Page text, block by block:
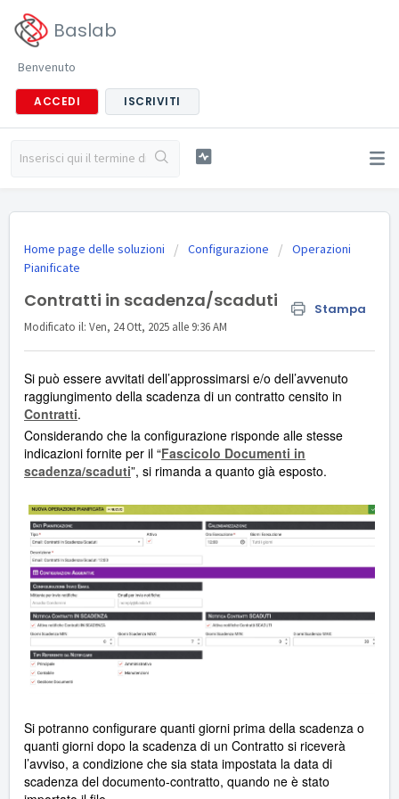
Baslab
Benvenuto
ACCEDI ISCRIVITI
Home page delle soluzioni Configurazione
Operazioni
Pianificate
Contratti in scadenza/scaduti Stampa
Modificato il: Ven, 24 Ott, 2025 alle 9:36 AM
Si può essere avvitati dell’approssimarsi e/o dell’avvenuto
raggiungimento della scadenza di un contratto censito in
Contratti.
Considerando che la configurazione risponde alle stesse
indicazioni fornite per il “Fascicolo Documenti in
scadenza/scaduti”, si rimanda a quanto già esposto.
Si potranno configurare quanti giorni prima della scadenza o
quanti giorni dopo la scadenza di un Contratto si riceverà
l’avviso, a condizione che sia stata impostata la data di
scadenza del documento-contratto, quando ne è stato